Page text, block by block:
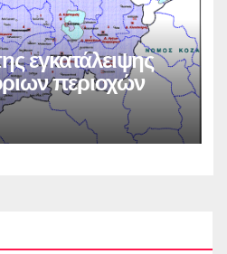
εγκατάλειψης
περιοχών